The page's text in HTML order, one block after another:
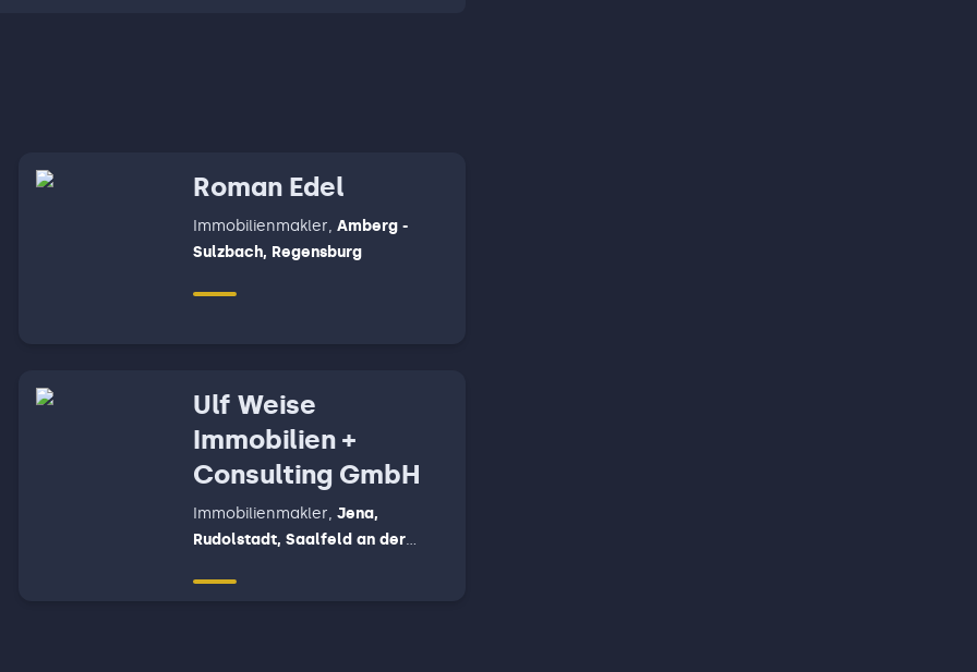
Roman Edel
Immobilienmakler, Amberg -
Sulzbach, Regensburg
Ulf Weise
Immobilien +
Consulting GmbH
Immobilienmakler, Jena,
Rudolstadt, Saalfeld an der